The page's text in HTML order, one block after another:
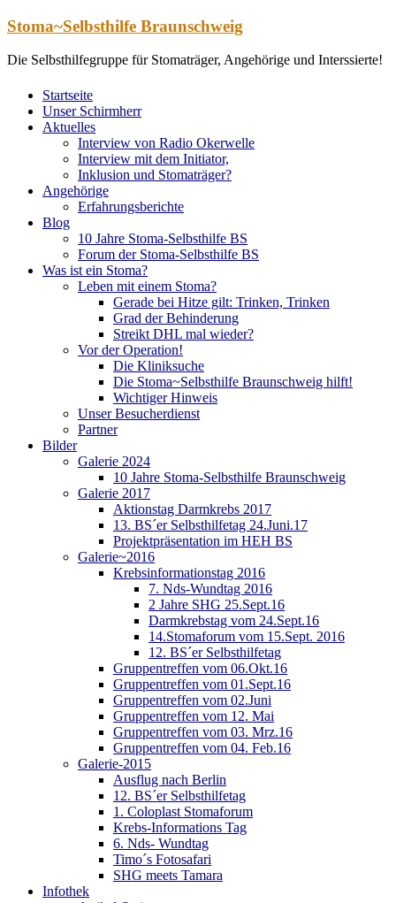
Zum
springen
Stoma~Selbsthilfe Braunschweig
Die Selbsthilfegruppe für Stomaträger, Angehörige und Interssierte!
Startseite
Unser Schirmherr
Aktuelles
Interview von Radio Okerwelle
Interview mit dem Initiator,
Inklusion und Stomaträger?
Angehörige
Erfahrungsberichte
Blog
10 Jahre Stoma-Selbsthilfe BS
Forum der Stoma-Selbsthilfe BS
Was ist ein Stoma?
Leben mit einem Stoma?
Gerade bei Hitze gilt: Trinken, Trinken
Grad der Behinderung
Streikt DHL mal wieder?
Vor der Operation!
Die Kliniksuche
Die Stoma~Selbsthilfe Braunschweig hilft!
Wichtiger Hinweis
Unser Besucherdienst
Partner
Bilder
Galerie 2024
10 Jahre Stoma-Selbsthilfe Braunschweig
Galerie 2017
Aktionstag Darmkrebs 2017
13. BS´er Selbsthilfetag 24.Juni.17
Projektpräsentation im HEH BS
Galerie~2016
Krebsinformationstag 2016
7. Nds-Wundtag 2016
2 Jahre SHG 25.Sept.16
Darmkrebstag vom 24.Sept.16
14.Stomaforum vom 15.Sept. 2016
12. BS´er Selbsthilfetag
Gruppentreffen vom 06.Okt.16
Gruppentreffen vom 01.Sept.16
Gruppentreffen vom 02.Juni
Gruppentreffen vom 12. Mai
Gruppentreffen vom 03. Mrz.16
Gruppentreffen vom 04. Feb.16
Galerie-2015
Ausflug nach Berlin
12. BS´er Selbsthilfetag
1. Coloplast Stomaforum
Krebs-Informations Tag
6. Nds- Wundtag
Timo´s Fotosafari
SHG meets Tamara
Infothek